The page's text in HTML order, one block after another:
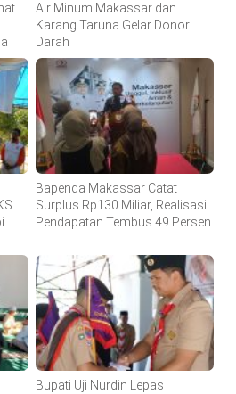
Air Minum Makassar dan
Karang Taruna Gelar Donor
Darah
Bapenda Makassar Catat
Surplus Rp130 Miliar, Realisasi
Pendapatan Tembus 49 Persen
Bupati Uji Nurdin Lepas